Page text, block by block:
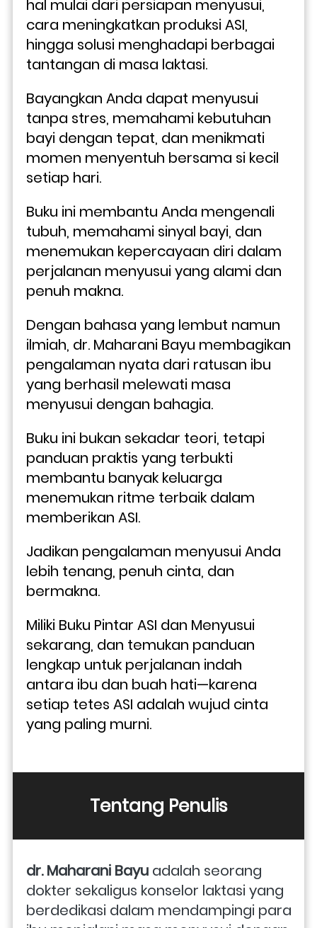
hal mulai dari persiapan menyusui,
cara meningkatkan produksi ASI,
hingga solusi menghadapi berbagai
tantangan di masa laktasi.
Bayangkan Anda dapat menyusui
tanpa stres, memahami kebutuhan
bayi dengan tepat, dan menikmati
momen menyentuh bersama si kecil
setiap hari.
Buku ini membantu Anda mengenali
tubuh, memahami sinyal bayi, dan
menemukan kepercayaan diri dalam
perjalanan menyusui yang alami dan
penuh makna.
Dengan bahasa yang lembut namun
ilmiah, dr. Maharani Bayu membagikan
pengalaman nyata dari ratusan ibu
yang berhasil melewati masa
menyusui dengan bahagia.
Buku ini bukan sekadar teori, tetapi
panduan praktis yang terbukti
membantu banyak keluarga
menemukan ritme terbaik dalam
memberikan ASI.
Jadikan pengalaman menyusui Anda
lebih tenang, penuh cinta, dan
bermakna.
Miliki Buku Pintar ASI dan Menyusui
sekarang, dan temukan panduan
lengkap untuk perjalanan indah
antara ibu dan buah hati—karena
setiap tetes ASI adalah wujud cinta
yang paling murni.
Tentang Penulis
dr. Maharani Bayu adalah seorang
dokter sekaligus konselor laktasi yang
berdedikasi dalam mendampingi para